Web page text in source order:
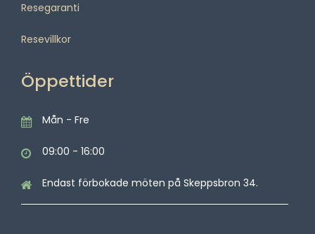
Resegaranti
Resevillkor
Öppettider
Mån - Fre
09:00 - 16:00
Endast förbokade möten på Skeppsbron 34.